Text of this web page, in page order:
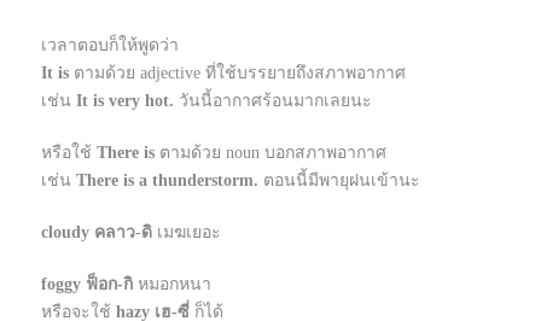
เวลาตอบก็ให้พูดว่า
It is ตามด้วย adjective ที่ใช้บรรยายถึงสภาพอากาศ
เช่น It is very hot. วันนี้อากาศร้อนมากเลยนะ
หรือใช้ There is ตามด้วย noun บอกสภาพอากาศ
เช่น There is a thunderstorm. ตอนนี้มีพายุฝนเข้านะ
cloudy คลาว-ดิ เมฆเยอะ
foggy ฟ็อก-กิ หมอกหนา
หรือจะใช้ hazy เฮ-ซี่ ก็ได้